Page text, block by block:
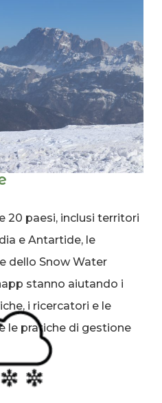
20 paesi, inclusi territori
e Antartide, le
dello Snow Water
stanno aiutando i
i ricercatori e le
le pratiche di gestione